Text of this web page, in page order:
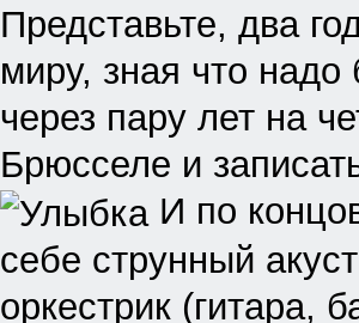
Представьте, два
миру, зная что надо
через пару лет на
Брюсселе и
И по
себе струнный
оркестрик (гитара,